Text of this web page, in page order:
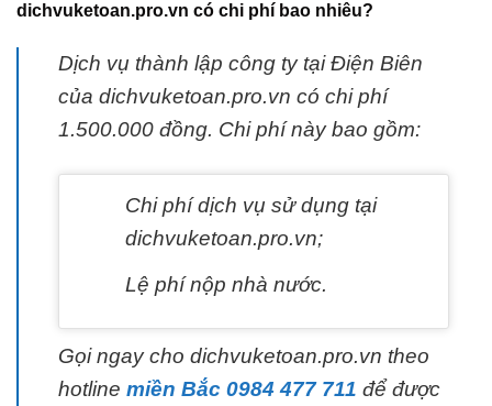
dichvuketoan.pro.vn có chi phí bao nhiêu?
Dịch vụ thành lập công ty tại Điện Biên
của dichvuketoan.pro.vn có chi phí
1.500.000 đồng. Chi phí này bao gồm:
Chi phí dịch vụ sử dụng tại
dichvuketoan.pro.vn;
Lệ phí nộp nhà nước.
Gọi ngay cho dichvuketoan.pro.vn theo
hotline miền Bắc 0984 477 711 để được